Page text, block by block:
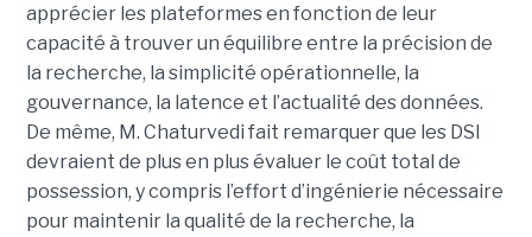
apprécier les plateformes en fonction de leur
capacité à trouver un équilibre entre la précision de
la recherche, la simplicité opérationnelle, la
gouvernance, la latence et l’actualité des données.
De même, M. Chaturvedi fait remarquer que les DSI
devraient de plus en plus évaluer le coût total de
possession, y compris l’effort d’ingénierie nécessaire
pour maintenir la qualité de la recherche, la